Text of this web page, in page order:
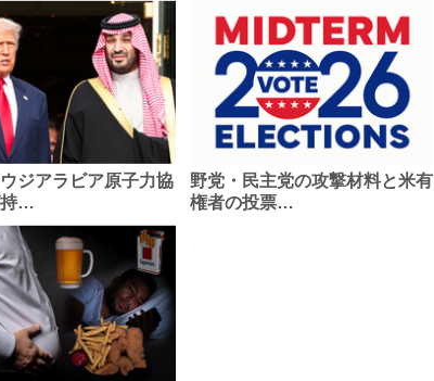
ジアラビア原子力協
持…
野党・民主党の攻撃材料と米有
権者の投票…